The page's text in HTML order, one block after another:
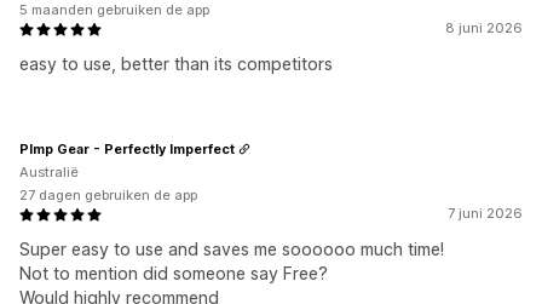
8 juni 2026
easy to use, better than its competitors
5 maanden gebruiken de app
7 juni 2026
Super easy to use and saves me soooooo much time!
Not to mention did someone say Free?
Would highly recommend
PImp Gear - Perfectly Imperfect
Australië
27 dagen gebruiken de app